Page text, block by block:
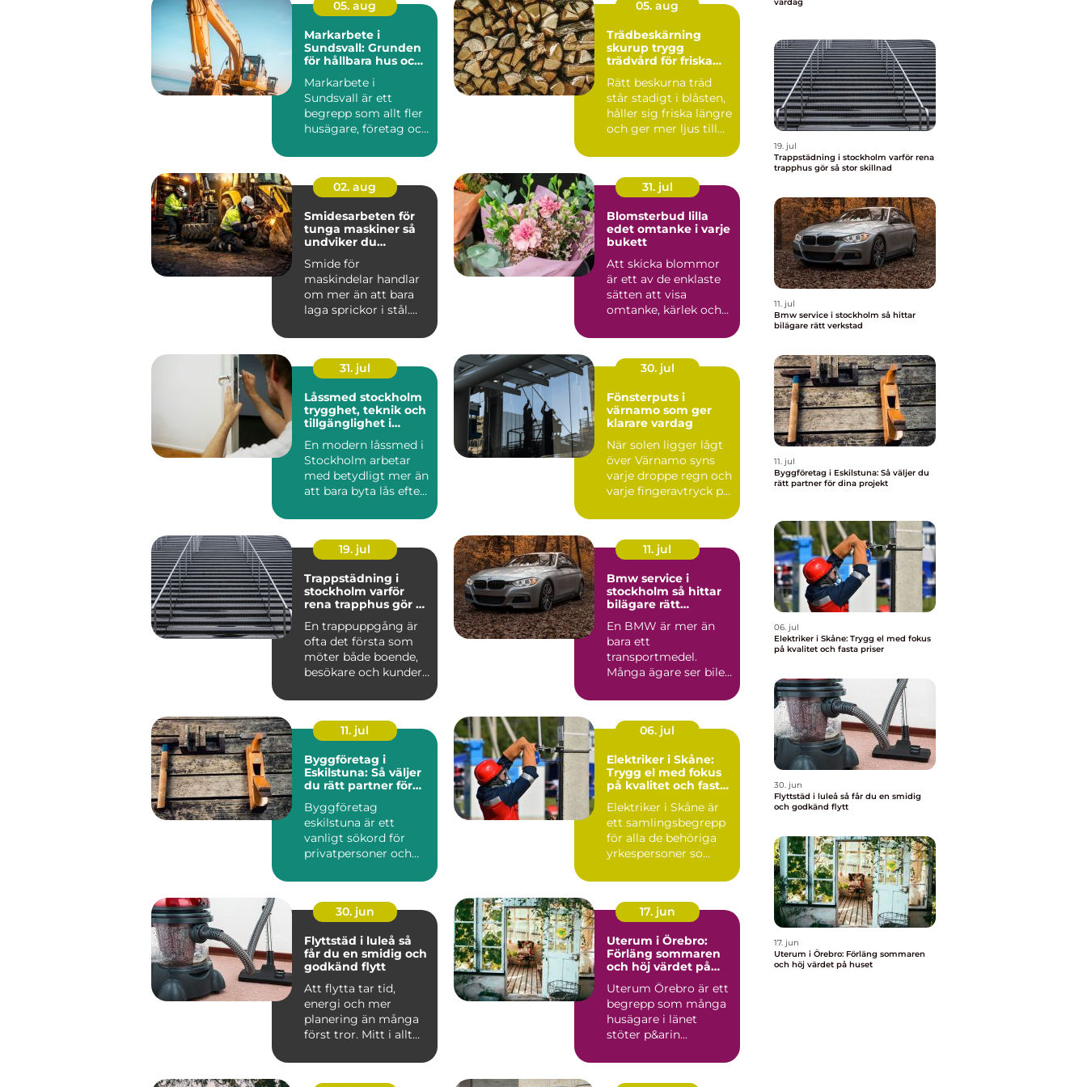
05. aug
Markarbete i
Sundsvall: Grunden
för hållbara hus och
Markarbete i
Sundsvall är ett
begrepp som allt fler
husägare, företag och
05. aug
Trädbeskärning
skurup trygg
trädvård för friska
Rätt beskurna träd
står stadigt i blåsten,
håller sig friska längre
och ger mer ljus till
02. aug
Smidesarbeten för
tunga maskiner så
undviker du
Smide för
maskindelar handlar
om mer än att bara
laga sprickor i stål.
bygg, entrep...
31. jul
Blomsterbud lilla
edet omtanke i varje
bukett
Att skicka blommor
är ett av de enklaste
sätten att visa
omtanke, kärlek och
kan ...
31. jul
Låssmed stockholm
trygghet, teknik och
tillgänglighet i
En modern låssmed i
Stockholm arbetar
med betydligt mer än
att bara byta lås efter
30. jul
Fönsterputs i
värnamo som ger
klarare vardag
När solen ligger lågt
över Värnamo syns
varje droppe regn och
varje fingeravtryck på
19. jul
Trappstädning i
stockholm varför
rena trapphus gör så
En trappuppgång är
ofta det första som
möter både boende,
besökare och kunder.
dammig...
11. jul
Bmw service i
stockholm så hittar
bilägare rätt
En BMW är mer än
bara ett
transportmedel.
Många ägare ser bilen
av teknik, komfor...
11. jul
Byggföretag i
Eskilstuna: Så väljer
du rätt partner för
Byggföretag
eskilstuna är ett
vanligt sökord för
privatpersoner och
06. jul
Elektriker i Skåne:
Trygg el med fokus
på kvalitet och fasta
Elektriker i Skåne är
ett samlingsbegrepp
för alla de behöriga
yrkespersoner so...
30. jun
Flyttstäd i luleå så
får du en smidig och
godkänd flytt
Att flytta tar tid,
energi och mer
planering än många
först tror. Mitt i allt
som...
17. jun
Uterum i Örebro:
Förläng sommaren
och höj värdet på
Uterum Örebro är ett
begrepp som många
husägare i länet
stöter p&arin...
19. jul
Trappstädning i stockholm varför rena
trapphus gör så stor skillnad
11. jul
Bmw service i stockholm så hittar
bilägare rätt verkstad
11. jul
Byggföretag i Eskilstuna: Så väljer du
rätt partner för dina projekt
06. jul
Elektriker i Skåne: Trygg el med fokus
på kvalitet och fasta priser
30. jun
Flyttstäd i luleå så får du en smidig
och godkänd flytt
17. jun
Uterum i Örebro: Förläng sommaren
och höj värdet på huset